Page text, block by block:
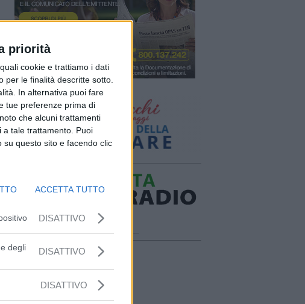
priorità
cookie e trattiamo i dati
per le finalità descritte sotto.
In alternativa puoi fare
tue preferenze prima di
che alcuni trattamenti
a tale trattamento. Puoi
questo sito e facendo clic
ACCETTA TUTTO
DISATTIVO
degli
DISATTIVO
DISATTIVO
ora in onda